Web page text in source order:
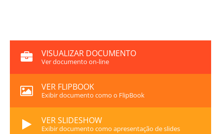
VISUALIZAR DOCUMENTO
Ver documento on-line
VER FLIPBOOK
Exibir documento como o FlipBook
VER SLIDESHOW
Exibir documento como apresentação de slides